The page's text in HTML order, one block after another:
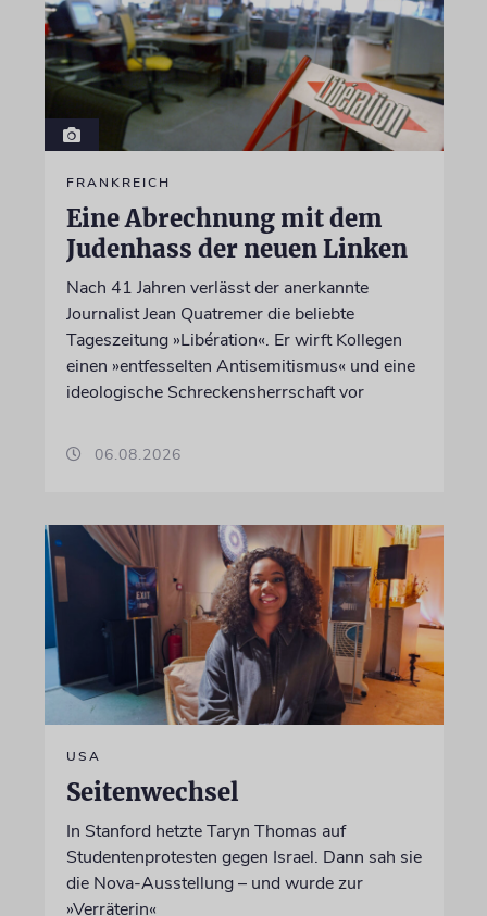
FRANKREICH
Eine Abrechnung mit dem
Judenhass der neuen Linken
Nach 41 Jahren verlässt der anerkannte
Journalist Jean Quatremer die beliebte
Tageszeitung »Libération«. Er wirft Kollegen
einen »entfesselten Antisemitismus« und eine
ideologische Schreckensherrschaft vor
06.08.2026
USA
Seitenwechsel
In Stanford hetzte Taryn Thomas auf
Studentenprotesten gegen Israel. Dann sah sie
die Nova-Ausstellung – und wurde zur
»Verräterin«